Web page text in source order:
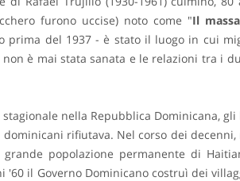
furono uccise) noto come "Il
prima del 1937 - è stato il luogo in cui
è mai stata sanata e le relazioni tra i
nella Repubblica Dominicana,
rifiutava. Nel corso dei
popolazione permanente di
il Governo Dominicano costruì dei